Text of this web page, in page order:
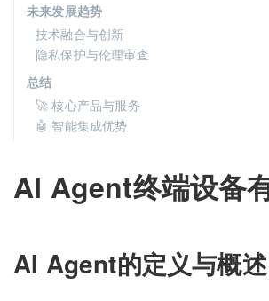
AI Agent终端设备
AI Agent的定义与概述
未来发展趋势
技术融合与创新
隐私保护与伦理审查
总结
🚀 核心产品与服务
🤖 智能集成优势